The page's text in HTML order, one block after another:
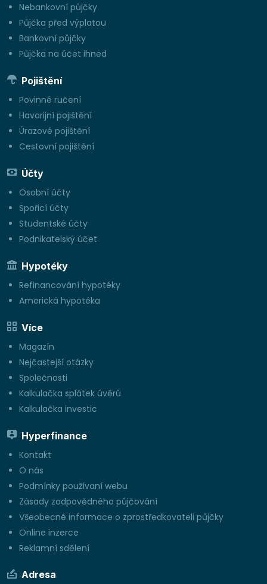
Nebankovní půjčky
Půjčka před výplatou
Bankovní půjčky
Půjčka na účet ihned
Pojištění
Povinné ručení
Havarijní pojištění
Úrazové pojištění
Cestovní pojištění
Účty
Osobní účty
Spořicí účty
Studentské účty
Podnikatelský účet
Hypotéky
Refinancování hypotéky
Americká hypotéka
Více
Magazín
Nejčastejší otázky
Společnosti
Kalkulačka splátek úvěrů
Kalkulačka investic
Hyperfinance
Kontakt
O nás
Podmínky používaní webu
Zásady zodpovědného půjčování
Všeobecné informace o zprostředkovateli půjčky
Online inzerce
Reklamní sdělení
Adresa